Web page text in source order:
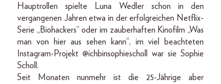
Hauptrollen spielte Luna Wedler schon in den
vergangenen Jahren etwa in der erfolgreichen Netflix-
Serie „Biohackers“ oder im zauberhaften Kinofilm „Was
man von hier aus sehen kann“, im viel beachteten
Instagram-Projekt @ichbinsophiescholl war sie Sophie
Scholl.
Seit Monaten nunmehr ist die 25-Jährige aber